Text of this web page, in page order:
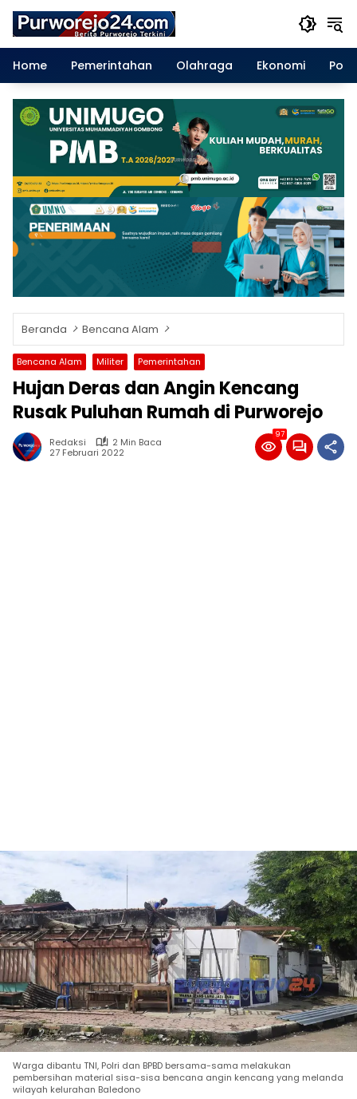
Langsung
konten
Home
Pemerintahan Olahraga Ekonomi
Beranda Bencana Alam
Bencana Alam Militer Pemerintahan
Hujan Deras dan Angin Kencang
Rusak Puluhan Rumah di Purworejo
Redaksi
2 Min Baca
27 Februari 2022
97
Warga dibantu TNI, Polri dan BPBD bersama-sama melakukan
pembersihan material sisa-sisa bencana angin kencang yang melanda
wilayah kelurahan Baledono